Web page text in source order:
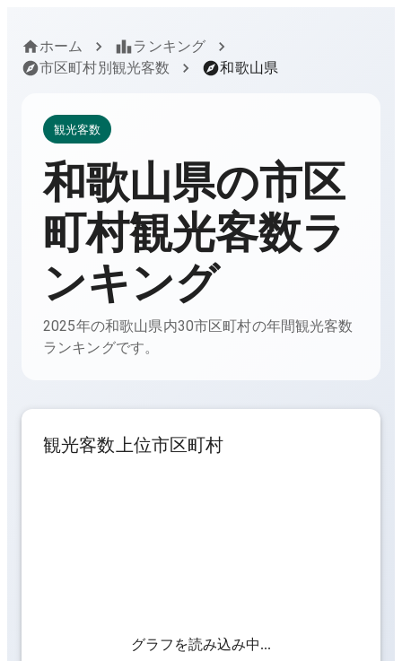
ホーム
ランキング
市区町村別観光客数
和歌山県
観光客数
和歌山県の市区
町村観光客数ラ
ンキング
2025年の和歌山県内30市区町村の年間観光客数
ランキングです。
観光客数上位市区町村
グラフを読み込み中...